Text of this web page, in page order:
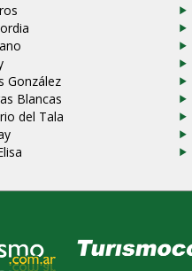
González
Blancas
del Tala